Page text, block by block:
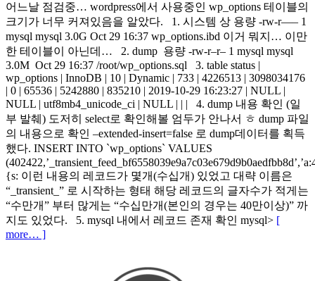
어느날 점검중… wordpress에서 사용중인 wp_options 테이블의
크기가 너무 커져있음을 알았다. 1. 시스템 상 용량 -rw-r—– 1
mysql mysql 3.0G Oct 29 16:37 wp_options.ibd 이거 뭐지… 이만
한 테이블이 아닌데… 2. dump 용량 -rw-r–r– 1 mysql mysql
3.0M Oct 29 16:37 /root/wp_options.sql 3. table status |
wp_options | InnoDB | 10 | Dynamic | 733 | 4226513 | 3098034176
| 0 | 65536 | 5242880 | 835210 | 2019-10-29 16:23:27 | NULL |
NULL | utf8mb4_unicode_ci | NULL | | | 4. dump 내용 확인 (일
부 발췌) 도저히 select로 확인해볼 엄두가 안나서 ㅎ dump 파일
의 내용으로 확인 –extended-insert=false 로 dump데이터를 획득
했다. INSERT INTO `wp_options` VALUES
{s: 이런 내용의 레코드가 몇개(수십개) 있었고 대략 이름은
“_transient_” 로 시작하는 형태 해당 레코드의 글자수가 적게는
“수만개” 부터 많게는 “수십만개(본인의 경우는 40만이상)” 까
지도 있었다. 5. mysql 내에서 레코드 존재 확인 mysql> [
more… ]